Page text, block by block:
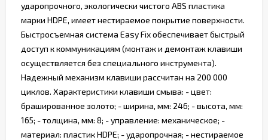
ударопрочного, экологически чистого ABS пластика
марки HDPE, имеет нестираемое покрытие поверхности.
Быстросъемная система Easy Fix обеспечивает быстрый
доступ к коммуникациям (монтаж и демонтаж клавиши
осуществляется без специального инструмента).
Надежный механизм клавиши рассчитан на 200 000
циклов. Характеристики клавиши смыва: - цвет:
брашированное золото; - ширина, мм: 246; - высота, мм:
165; - толщина, мм: 8; - управление: механическое; -
материал: пластик HDPE; - ударопрочная; - нестираемое